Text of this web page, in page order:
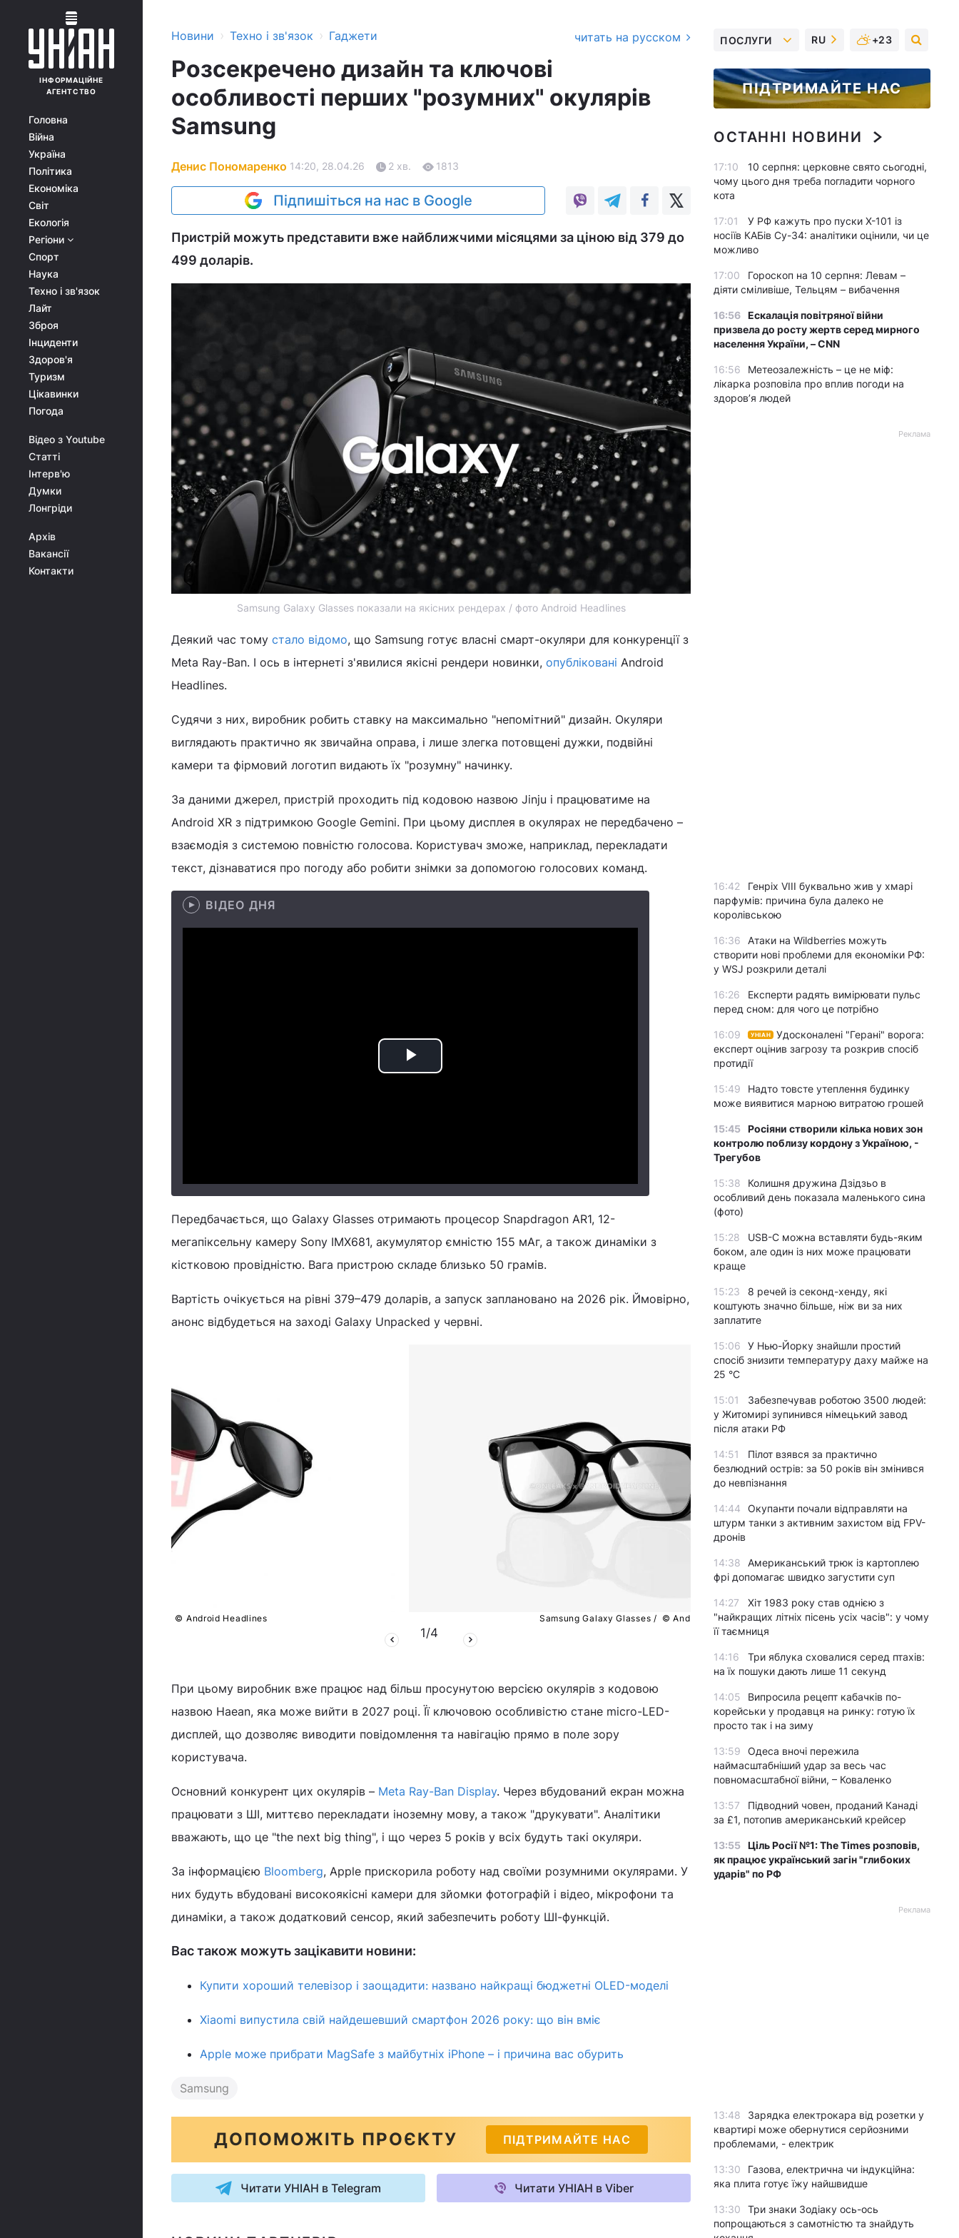
ІНФОРМАЦІЙНЕ
АГЕНТСТВО
Головна
Війна
Україна
Політика
Економіка
Світ
Екологія
Регіони
Спорт
Наука
Техно і зв'язок
Лайт
Зброя
Інциденти
Здоров'я
Туризм
Цікавинки
Погода
Відео з Youtube
Статті
Інтерв'ю
Думки
Лонгріди
Архів
Вакансії
Контакти
Новини › Техно і зв'язок › Гаджети читать на русском
Розсекречено дизайн та ключові
особливості перших "розумних" окулярів
Samsung
Денис Пономаренко 14:20, 28.04.26 2 хв. 1813
Підпишіться на нас в Google
Пристрій можуть представити вже найближчими місяцями за ціною від 379 до
499 доларів.
Samsung Galaxy Glasses показали на якісних рендерах / фото Android Headlines
Деякий час тому стало відомо, що Samsung готує власні смарт-окуляри для конкуренції з
Meta Ray-Ban. І ось в інтернеті з'явилися якісні рендери новинки, опубліковані Android
Headlines.
Судячи з них, виробник робить ставку на максимально "непомітний" дизайн. Окуляри
виглядають практично як звичайна оправа, і лише злегка потовщені дужки, подвійні
камери та фірмовий логотип видають їх "розумну" начинку.
За даними джерел, пристрій проходить під кодовою назвою Jinju і працюватиме на
Android XR з підтримкою Google Gemini. При цьому дисплея в окулярах не передбачено –
взаємодія з системою повністю голосова. Користувач зможе, наприклад, перекладати
текст, дізнаватися про погоду або робити знімки за допомогою голосових команд.
ВІДЕО ДНЯ
Play
Передбачається, що Galaxy Glasses отримають процесор Snapdragon AR1, 12-
мегапіксельну камеру Sony IMX681, акумулятор ємністю 155 мАг, а також динаміки з
кістковою провідністю. Вага пристрою складе близько 50 грамів.
Вартість очікується на рівні 379–479 доларів, а запуск заплановано на 2026 рік. Ймовірно,
анонс відбудеться на заході Galaxy Unpacked у червні.
© Android Headlines Samsung Galaxy Glasses / © Android Headlines
1/4
При цьому виробник вже працює над більш просунутою версією окулярів з кодовою
назвою Haean, яка може вийти в 2027 році. Її ключовою особливістю стане micro-LED-
дисплей, що дозволяє виводити повідомлення та навігацію прямо в поле зору
користувача.
Основний конкурент цих окулярів – Meta Ray-Ban Display. Через вбудований екран можна
працювати з ШІ, миттєво перекладати іноземну мову, а також "друкувати". Аналітики
вважають, що це "the next big thing", і що через 5 років у всіх будуть такі окуляри.
За інформацією Bloomberg, Apple прискорила роботу над своїми розумними окулярами. У
них будуть вбудовані високоякісні камери для зйомки фотографій і відео, мікрофони та
динаміки, а також додатковий сенсор, який забезпечить роботу ШІ-функцій.
Вас також можуть зацікавити новини:
Купити хороший телевізор і заощадити: названо найкращі бюджетні OLED-моделі
Xiaomi випустила свій найдешевший смартфон 2026 року: що він вміє
Apple може прибрати MagSafe з майбутніх iPhone – і причина вас обурить
Samsung
ДОПОМОЖІТЬ ПРОЄКТУ ПІДТРИМАЙТЕ НАС
Читати УНІАН в Telegram Читати УНІАН в Viber
ПОСЛУГИ RU +23
ПІДТРИМАЙТЕ НАС
ОСТАННІ НОВИНИ
17:10
10 серпня: церковне свято сьогодні,
чому цього дня треба погладити чорного
кота
17:01
У РФ кажуть про пуски Х-101 із
носіїв КАБів Су-34: аналітики оцінили, чи це
можливо
17:00
Гороскоп на 10 серпня: Левам –
діяти сміливіше, Тельцям – вибачення
16:56 Ескалація повітряної війни
призвела до росту жертв серед мирного
населення України, – CNN
16:56
Метеозалежність – це не міф:
лікарка розповіла про вплив погоди на
здоров’я людей
Реклама
16:42
Генріх VIII буквально жив у хмарі
парфумів: причина була далеко не
королівською
16:36
Атаки на Wildberries можуть
створити нові проблеми для економіки РФ:
у WSJ розкрили деталі
16:26
Експерти радять вимірювати пульс
перед сном: для чого це потрібно
16:09 УНІАН
Удосконалені "Герані" ворога:
експерт оцінив загрозу та розкрив спосіб
протидії
15:49
Надто товсте утеплення будинку
може виявитися марною витратою грошей
15:45 Росіяни створили кілька нових зон
контролю поблизу кордону з Україною, -
Трегубов
15:38
Колишня дружина Дзідзьо в
особливий день показала маленького сина
(фото)
15:28
USB-C можна вставляти будь-яким
боком, але один із них може працювати
краще
15:23
8 речей із секонд-хенду, які
коштують значно більше, ніж ви за них
заплатите
15:06
У Нью-Йорку знайшли простий
спосіб знизити температуру даху майже на
25 °C
15:01
Забезпечував роботою 3500 людей:
у Житомирі зупинився німецький завод
після атаки РФ
14:51
Пілот взявся за практично
безлюдний острів: за 50 років він змінився
до невпізнання
14:44
Окупанти почали відправляти на
штурм танки з активним захистом від FPV-
дронів
14:38
Американський трюк із картоплею
фрі допомагає швидко загустити суп
14:27
Хіт 1983 року став однією з
"найкращих літніх пісень усіх часів": у чому
її таємниця
14:16
Три яблука сховалися серед птахів:
на їх пошуки дають лише 11 секунд
14:05
Випросила рецепт кабачків по-
корейськи у продавця на ринку: готую їх
просто так і на зиму
13:59
Одеса вночі пережила
наймасштабніший удар за весь час
повномасштабної війни, – Коваленко
13:57
Підводний човен, проданий Канаді
за £1, потопив американський крейсер
13:55 Ціль Росії №1: The Times розповів,
як працює український загін "глибоких
ударів" по РФ
Реклама
13:48
Зарядка електрокара від розетки у
квартирі може обернутися серйозними
проблемами, - електрик
13:30
Газова, електрична чи індукційна:
яка плита готує їжу найшвидше
13:30
Три знаки Зодіаку ось-ось
попрощаються з самотністю та знайдуть